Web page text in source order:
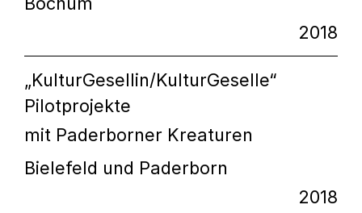
2018
„KulturGesellin/KulturGeselle“
Pilotprojekte
mit Paderborner Kreaturen
Bielefeld und Paderborn
2018